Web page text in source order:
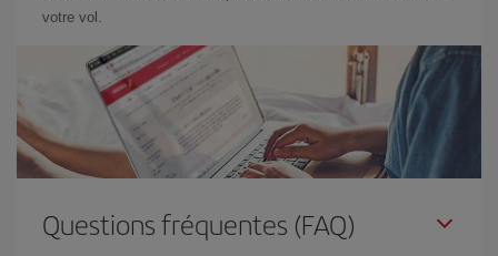
votre vol.
Questions fréquentes (FAQ)